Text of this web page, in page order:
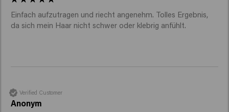
Einfach aufzutragen und riecht angenehm. Tolles Ergebnis,
da sich mein Haar nicht schwer oder klebrig anfühlt.
Verified Customer
Anonym